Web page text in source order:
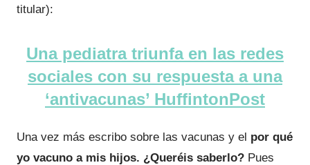
titular):
Una pediatra triunfa en las redes
sociales con su respuesta a una
‘antivacunas’ HuffintonPost
Una vez más escribo sobre las vacunas y el por qué
yo vacuno a mis hijos. ¿Queréis saberlo? Pues